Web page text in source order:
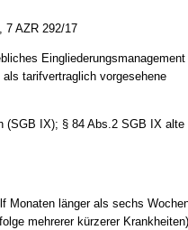
7 AZR 292/17
Eingliederungsmanagement
tarifvertraglich vorgesehene
(SGB IX); § 84 Abs.2 SGB IX alte
Monaten länger als sechs
mehrerer kürzerer